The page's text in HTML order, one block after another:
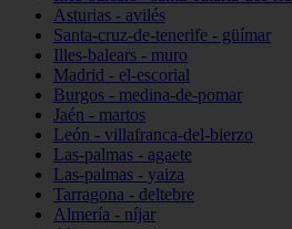
Asturias - avilés
Santa-cruz-de-tenerife - güímar
Illes-balears - muro
Madrid - el-escorial
Burgos - medina-de-pomar
Jaén - martos
León - villafranca-del-bierzo
Las-palmas - agaete
Las-palmas - yaiza
Tarragona - deltebre
Almería - níjar